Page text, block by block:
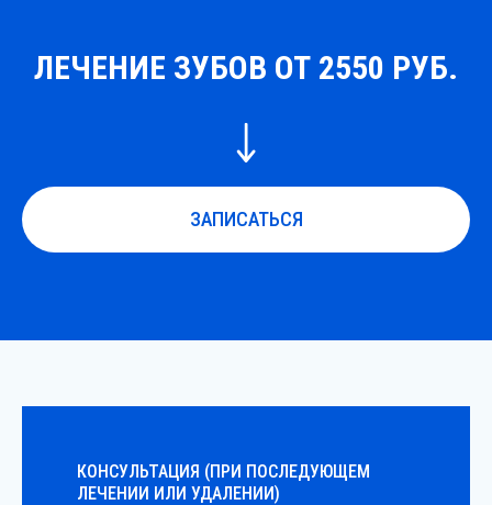
ЛЕЧЕНИЕ ЗУБОВ ОТ 2550 РУБ.
ЗАПИСАТЬСЯ
КОНСУЛЬТАЦИЯ (ПРИ ПОСЛЕДУЮЩЕМ
ЛЕЧЕНИИ ИЛИ УДАЛЕНИИ)